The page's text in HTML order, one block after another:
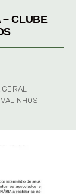
– CLUBE